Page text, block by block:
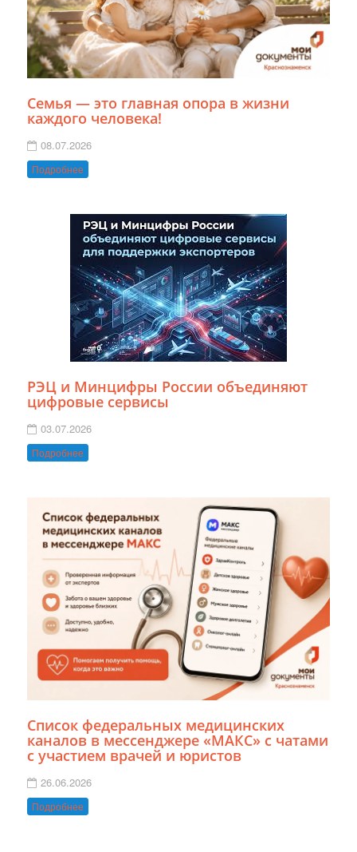
Семья — это главная опора в жизни
каждого человека!
08.07.2026
Подробнее
РЭЦ и Минцифры России объединяют
цифровые сервисы
03.07.2026
Подробнее
Список федеральных медицинских
каналов в мессенджере «МАКС» с чатами
с участием врачей и юристов
26.06.2026
Подробнее